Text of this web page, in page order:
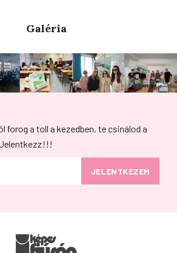
Galéria
forog a toll a kezedben, te csinálod a